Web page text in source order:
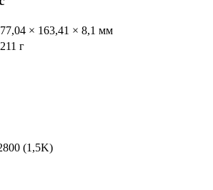
77,04 × 163,41 × 8,1 мм
211 г
(1,5K)